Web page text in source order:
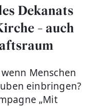
Dekanats
- auch
Menschen
einbringen?
„Mit